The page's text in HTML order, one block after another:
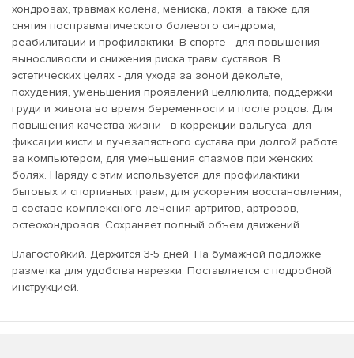
хондрозах, травмах колена, мениска, локтя, а также для
снятия посттравматического болевого синдрома,
реабилитации и профилактики. В спорте - для повышения
выносливости и снижения риска травм суставов. В
эстетических целях - для ухода за зоной декольте,
похудения, уменьшения проявлений целлюлита, поддержки
груди и живота во время беременности и после родов. Для
повышения качества жизни - в коррекции вальгуса, для
фиксации кисти и лучезапястного сустава при долгой работе
за компьютером, для уменьшения спазмов при женских
болях. Наряду с этим используется для профилактики
бытовых и спортивных травм, для ускорения восстановления,
в составе комплексного лечения артритов, артрозов,
остеохондрозов. Сохраняет полный объем движений.
Влагостойкий. Держится 3-5 дней. На бумажной подложке
разметка для удобства нарезки. Поставляется с подробной
инструкцией.